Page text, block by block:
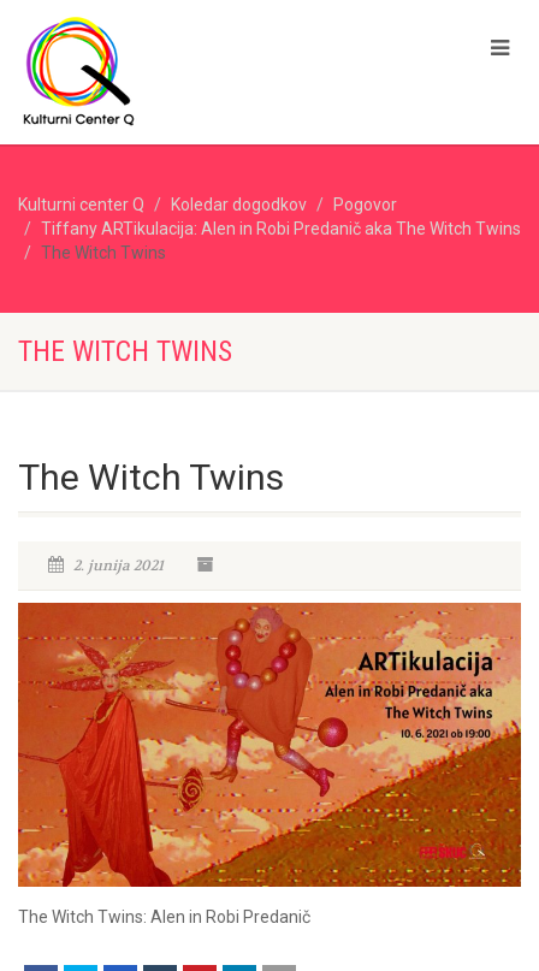
Kulturni center Q Koledar dogodkov
Pogovor
Tiffany ARTikulacija: Alen in Robi Predanič aka The Witch Twins
The Witch Twins
THE WITCH TWINS
The Witch Twins
2. junija 2021
The Witch Twins: Alen in Robi Predanič